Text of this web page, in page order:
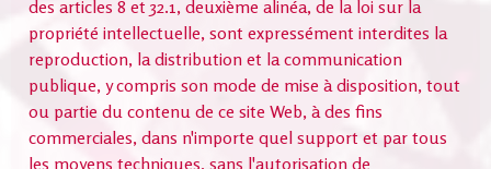
des articles 8 et 32.1, deuxième alinéa, de la loi sur la
propriété intellectuelle, sont expressément interdites la
reproduction, la distribution et la communication
publique, y compris son mode de mise à disposition, tout
ou partie du contenu de ce site Web, à des fins
commerciales, dans n'importe quel support et par tous
les moyens techniques, sans l'autorisation de